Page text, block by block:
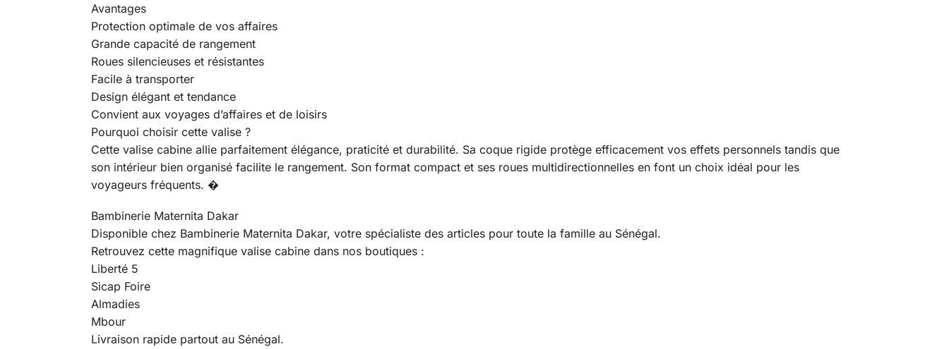
Avantages
Protection optimale de vos affaires
Grande capacité de rangement
Roues silencieuses et résistantes
Facile à transporter
Design élégant et tendance
Convient aux voyages d’affaires et de loisirs
Pourquoi choisir cette valise ?
Cette valise cabine allie parfaitement élégance, praticité et durabilité. Sa coque rigide protège efficacement vos effets personnels tandis que
son intérieur bien organisé facilite le rangement. Son format compact et ses roues multidirectionnelles en font un choix idéal pour les
voyageurs fréquents. �
Bambinerie Maternita Dakar
Disponible chez Bambinerie Maternita Dakar, votre spécialiste des articles pour toute la famille au Sénégal.
Retrouvez cette magnifique valise cabine dans nos boutiques :
Liberté 5
Sicap Foire
Almadies
Mbour
Livraison rapide partout au Sénégal.